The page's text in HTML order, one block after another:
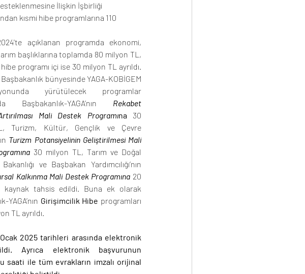
İlişkin İşbirliği
kısmi hibe programlarına 110
açıklanan programda ekonomi,
başlıklarına toplamda 80 milyon TL,
programı içi ise 30 milyon TL ayrıldı.
bünyesinde YAGA-KOBİGEM
yürütülecek programlar
Başbakanlık-YAGA’nın Rekabet
Mali Destek Programına 30
Turizm, Kültür, Gençlik ve Çevre
Turizm Potansiyelinin Geliştirilmesi Mali
30 milyon TL, Tarım ve Doğal
Kalkınma Mali Destek Programına 20
kaynak tahsis edildi. Buna ek olarak
YAGA’nın Girişimcilik Hibe programları
TL ayrıldı.
Ocak 2025 tarihleri arasında elektronik
Ayrıca elektronik başvurunun
saati ile tüm evrakların imzalı orijinal